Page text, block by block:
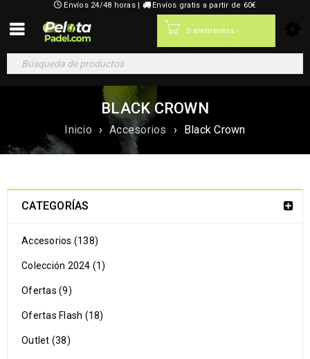
Envíos 24/48 horas | Envíos gratis a partir de 60€
0 elementos -
BLACK CROWN
Inicio › Accesorios › Black Crown
CATEGORÍAS
Accesorios (138)
Colección 2024 (1)
Ofertas (9)
Ofertas Flash (18)
Outlet (38)